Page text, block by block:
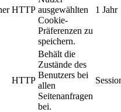
HTTP ausgewählten
Cookie-
Präferenzen zu
speichern.
1 Jahr
HTTP
Behält die
Zustände des
Benutzers bei
allen
Seitenanfragen
bei.